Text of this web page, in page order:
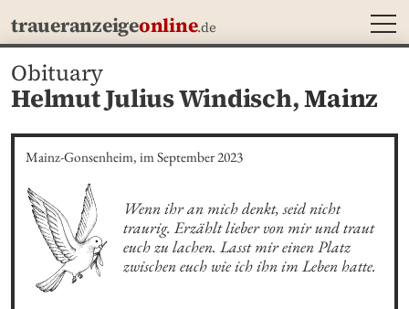
traueranzeigeonline.de
Obituary
Helmut Julius Windisch,Mainz
Mainz-Gonsenheim, im September 2023
Wenn ihr an mich denkt, seid nicht
traurig. Erzählt lieber von mir und traut
euch zu lachen. Lasst mir einen Platz
zwischen euch wie ich ihn im Leben hatte.